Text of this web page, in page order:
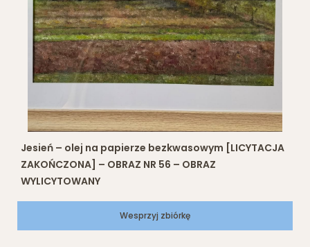
Jesień – olej na papierze bezkwasowym [LICYTACJA
ZAKOŃCZONA] – OBRAZ NR 56 – OBRAZ
WYLICYTOWANY
Wesprzyj zbiórkę